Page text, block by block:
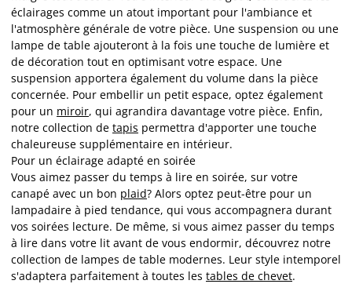
éclairages comme un atout important pour l'ambiance et
l'atmosphère générale de votre pièce. Une suspension ou une
lampe de table ajouteront à la fois une touche de lumière et
de décoration tout en optimisant votre espace. Une
suspension apportera également du volume dans la pièce
concernée. Pour embellir un petit espace, optez également
pour un miroir, qui agrandira davantage votre pièce. Enfin,
notre collection de tapis permettra d'apporter une touche
chaleureuse supplémentaire en intérieur.
Pour un éclairage adapté en soirée
Vous aimez passer du temps à lire en soirée, sur votre
canapé avec un bon plaid? Alors optez peut-être pour un
lampadaire à pied tendance, qui vous accompagnera durant
vos soirées lecture. De même, si vous aimez passer du temps
à lire dans votre lit avant de vous endormir, découvrez notre
collection de lampes de table modernes. Leur style intemporel
s'adaptera parfaitement à toutes les tables de chevet.